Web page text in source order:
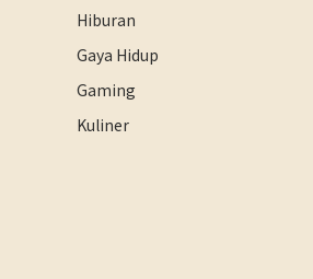
Hiburan
Gaya Hidup
Gaming
Kuliner